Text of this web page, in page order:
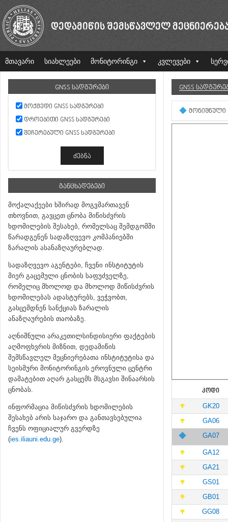
ᲓᲔᲓᲐᲛᲘᲬᲘᲡ ᲨᲔᲛᲡᲬᲐᲕᲚᲔᲚ
მთავარი სიახლეები მონიტორინგი კვლევები
GNSS ᲡᲐᲓᲒᲣᲠᲔᲑᲘ
ᲛᲝᲥᲛᲔᲓᲘ GNSS ᲡᲐᲓᲒᲣᲠᲔᲑᲘ
ᲓᲠᲝᲔᲑᲘᲗᲘ GNSS ᲡᲐᲓᲒᲣᲠᲔᲑᲘ
ᲨᲔᲩᲔᲠᲔᲑᲣᲚᲘ GNSS ᲡᲐᲓᲒᲣᲠᲔᲑᲘ
ᲒᲐᲜᲪᲮᲐᲓᲔᲑᲔᲑᲘ
მოქალაქეები ხშირად მოგვმართავენ
თხოვნით, გავცეთ ცნობა მიწისძვრის
ხდომილების შესახებ, რომელსაც შემდგომში
წარადგენენ სადაზღვევო კომპანიებში
ზარალის ასანაზღაურებლად.
სადაზღვევო აგენტები, ჩვენი ინსტიტუტის
მიერ გაცემული ცნობის საფუძველზე,
რომელიც მხოლოდ და მხოლოდ მიწისძვრის
ხდომილებას ადასტურებს, ვეჭვობთ,
გასცემდნენ სანქციას ზარალის
ანაზღაურების თაობაზე.
აღნიშნული არაკეთილსინდისიერი ფაქტების
აღმოფხვრის მიზნით, დედამიწის
შემსწავლელ მეცნიერებათა ინსტიტუტისა და
სეისმური მონიტორინგის ეროვნული ცენტრი
დამატებით აღარ გასცემს მსგავსი შინაარსის
ცნობას.
ინფორმაცია მიწისძვრის ხდომილების
შესახებ არის საჯარო და განთავსებულია
ჩვენს ოფიციალურ გვერდზე
(ies.iliauni.edu.ge).
GNSS
ᲛᲝᲜᲘᲨᲜᲣᲚᲘ
ᲙᲝᲓᲘ
GK20
GA06
GA07
GA12
GA21
GS01
GB01
GG08